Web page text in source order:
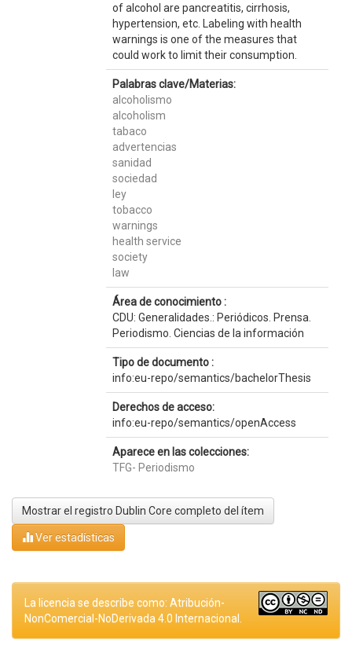
of alcohol are pancreatitis, cirrhosis,
hypertension, etc. Labeling with health
warnings is one of the measures that
could work to limit their consumption.
Palabras clave/Materias:
alcoholismo
alcoholism
tabaco
advertencias
sanidad
sociedad
ley
tobacco
warnings
health service
society
law
Área de conocimiento :
CDU: Generalidades.: Periódicos. Prensa.
Periodismo. Ciencias de la información
Tipo de documento :
info:eu-repo/semantics/bachelorThesis
Derechos de acceso:
info:eu-repo/semantics/openAccess
Aparece en las colecciones:
TFG- Periodismo
Mostrar el registro Dublin Core completo del ítem
Ver estadísticas
La licencia se describe como: Atribución-
NonComercial-NoDerivada 4.0 Internacional.